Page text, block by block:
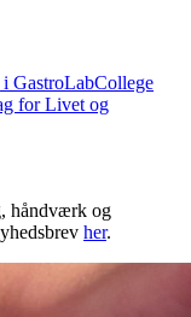
GastroLabCollege
for Livet og
håndværk og
her.